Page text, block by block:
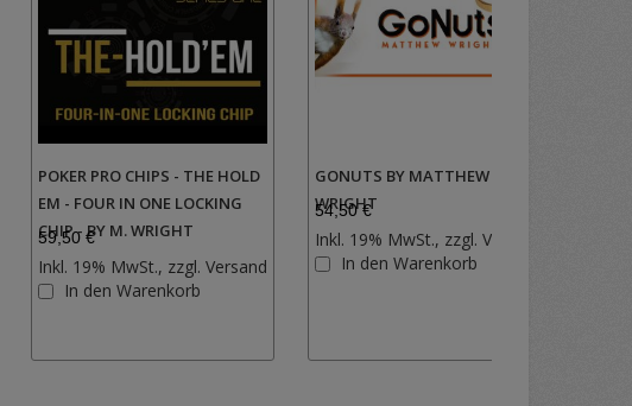
Wunschliste
hinzufügen
POKER PRO CHIPS - THE HOLD
EM - FOUR IN ONE LOCKING
CHIP - BY M. WRIGHT
59,50 €
Inkl. 19% MwSt., zzgl.Versand
In den Warenkorb
GONUTS BY MATTHEW
WRIGHT
54,50 €
Inkl. 19% MwSt., zzgl. Versand
In den Warenkorb